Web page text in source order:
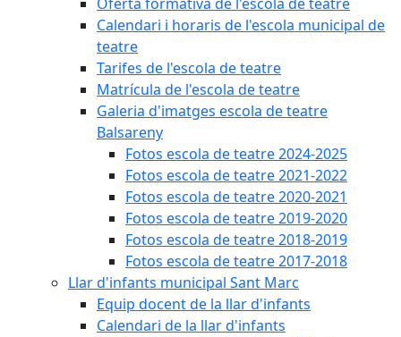
Calendari i horaris de l'escola municipal de
teatre
Tarifes de l'escola de teatre
Matrícula de l'escola de teatre
Galeria d'imatges escola de teatre
Balsareny
Fotos escola de teatre 2024-2025
Fotos escola de teatre 2021-2022
Fotos escola de teatre 2020-2021
Fotos escola de teatre 2019-2020
Fotos escola de teatre 2018-2019
Fotos escola de teatre 2017-2018
Llar d'infants municipal Sant Marc
Equip docent de la llar d'infants
Calendari de la llar d'infants